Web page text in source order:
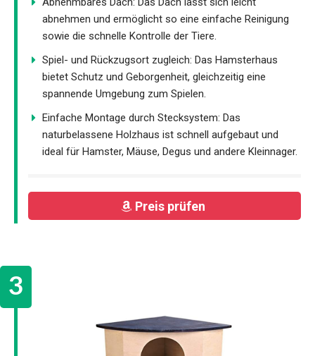
abnehmen und ermöglicht so eine einfache Reinigung
sowie die schnelle Kontrolle der Tiere.
Spiel- und Rückzugsort zugleich: Das Hamsterhaus
bietet Schutz und Geborgenheit, gleichzeitig eine
spannende Umgebung zum Spielen.
Einfache Montage durch Stecksystem: Das
naturbelassene Holzhaus ist schnell aufgebaut und
ideal für Hamster, Mäuse, Degus und andere Kleinnager.
Preis prüfen